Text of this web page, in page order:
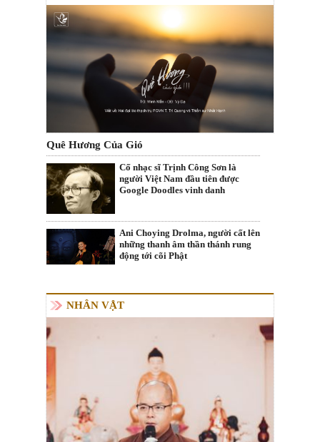
Quê Hương Của Gió
Cố nhạc sĩ Trịnh Công Sơn là
người Việt Nam đầu tiên được
Google Doodles vinh danh
Ani Choying Drolma, người cất lên
những thanh âm thần thánh rung
động tới cõi Phật
NHÂN VẬT